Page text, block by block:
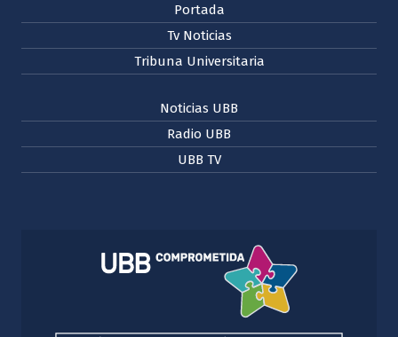
Portada
Tv Noticias
Tribuna Universitaria
Noticias UBB
Radio UBB
UBB TV